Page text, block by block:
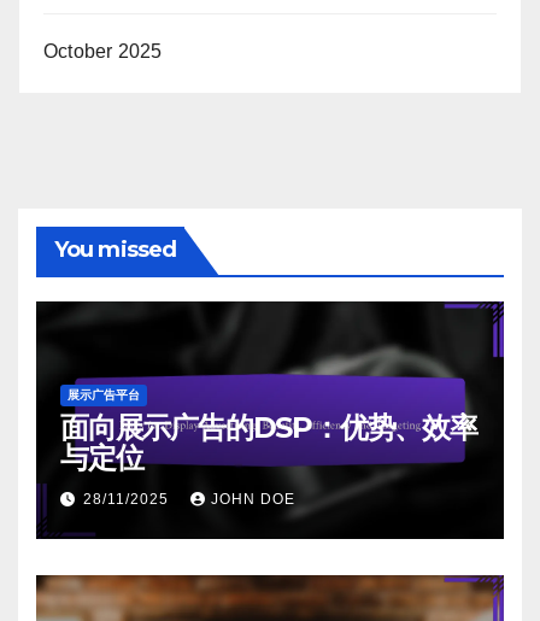
October 2025
You missed
展示广告平台
面向展示广告的DSP：优势、效率
与定位
28/11/2025 JOHN DOE